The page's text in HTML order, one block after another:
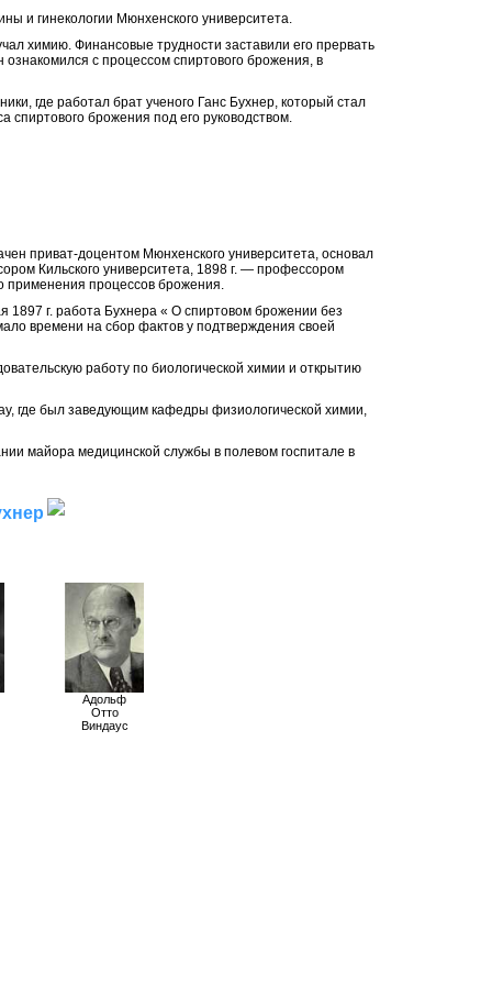
и гинекологии Мюнхенского университета.
химию. Финансовые трудности заставили его прервать
с процессом спиртового брожения, в
где работал брат ученого Ганс Бухнер, который стал
спиртового брожения под его руководством.
приват-доцентом Мюнхенского университета, основал
Кильского университета, 1898 г. — профессором
процессов брожения.
1897 г. работа Бухнера « О спиртовом брожении без
времени на сбор фактов у подтверждения своей
работу по биологической химии и открытию
где был заведующим кафедры физиологической химии,
майора медицинской службы в полевом госпитале в
Адольф
Отто
Виндаус